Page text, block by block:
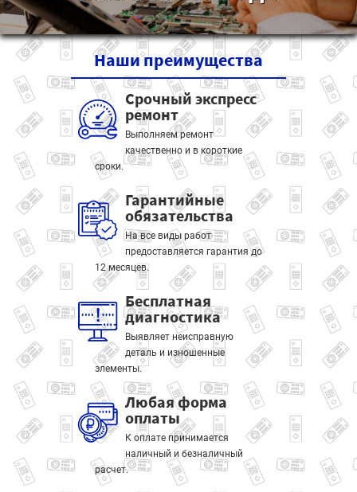
Нашипреимущества
Срочный экспресс
ремонт
Выполняем ремонт
качественно и в короткие
сроки.
Гарантийные
обязательства
На все виды работ
предоставляется гарантия до
12 месяцев.
Бесплатная
диагностика
Выявляет неисправную
деталь и изношенные
элементы.
Любая форма
оплаты
К оплате принимается
наличный и безналичный
расчет.